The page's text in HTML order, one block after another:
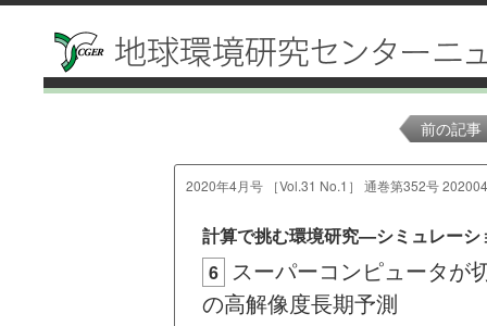
前の記事
2020年4月号 ［Vol.31 No.1］ 通巻第352号
計算で挑む環境研究—シミュレーシ
6 スーパーコンピュータが
の高解像度長期予測